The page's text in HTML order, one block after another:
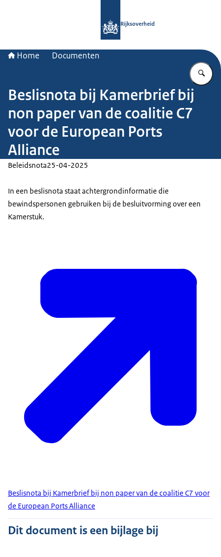
Rijksoverheid
Home Documenten
Beslisnota bij Kamerbrief bij
non paper van de coalitie C7
voor de European Ports
Alliance
Beleidsnota25-04-2025
In een beslisnota staat achtergrondinformatie die
bewindspersonen gebruiken bij de besluitvorming over een
Kamerstuk.
Beslisnota bij Kamerbrief bij non paper van de coalitie C7 voor
de European Ports Alliance
Dit document is een bijlage bij